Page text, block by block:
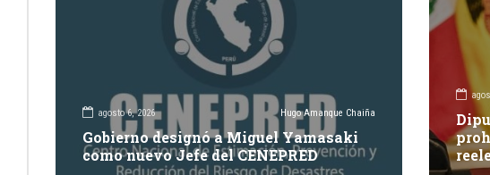
agosto 6, 2026 Hugo Amanque Chaiña
Gobierno designó a Miguel Yamasaki
como nuevo Jefe del CENEPRED